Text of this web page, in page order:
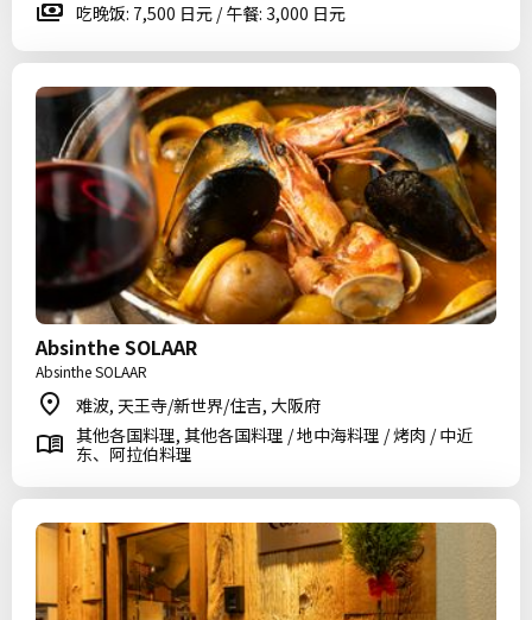
吃晚饭: 7,500 日元 / 午餐: 3,000 日元
Absinthe SOLAAR
Absinthe SOLAAR
难波, 天王寺/新世界/住吉, 大阪府
其他各国料理, 其他各国料理 / 地中海料理 / 烤肉 / 中近
东、阿拉伯料理